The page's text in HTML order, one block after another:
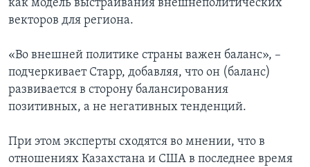
как модель выстраивания внешнеполитических
векторов для региона.
«Во внешней политике страны важен баланс», –
подчеркивает Старр, добавляя, что он (баланс)
развивается в сторону балансирования
позитивных, а не негативных тенденций.
При этом эксперты сходятся во мнении, что в
отношениях Казахстана и США в последнее время